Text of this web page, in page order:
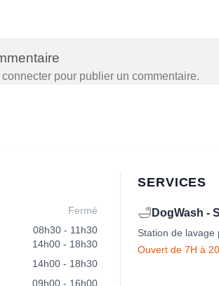
pour publier un commentaire.
Fermé
08h30 - 11h30
14h00 - 18h30
14h00 - 18h30
09h00 - 16h00
SERVICES
🛁 DogWash -
Station de lavage
Ouvert de 7H à